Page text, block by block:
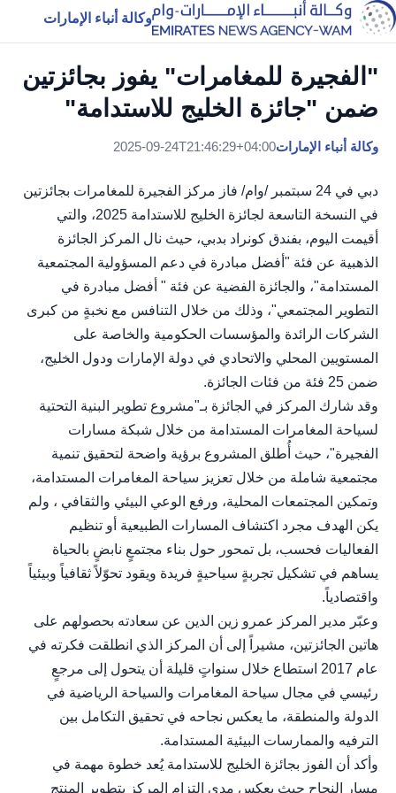
وكالة أنباء الإمارات
"الفجيرة للمغامرات" يفوز بجائزتين
ضمن "جائزة الخليج للاستدامة"
وكالة أنباء الإمارات2025-09-24T21:46:29+04:00
دبي في 24 سبتمبر /وام/ فاز مركز الفجيرة للمغامرات بجائزتين
في النسخة التاسعة لجائزة الخليج للاستدامة 2025، والتي
أقيمت اليوم، بفندق كونراد بدبي، حيث نال المركز الجائزة
الذهبية عن فئة "أفضل مبادرة في دعم المسؤولية المجتمعية
المستدامة"، والجائزة الفضية عن فئة " أفضل مبادرة في
التطوير المجتمعي"، وذلك من خلال التنافس مع نخبةٍ من كبرى
الشركات الرائدة والمؤسسات الحكومية والخاصة على
المستويين المحلي والاتحادي في دولة الإمارات ودول الخليج،
ضمن 25 فئة من فئات الجائزة.
وقد شارك المركز في الجائزة بـ"مشروع تطوير البنية التحتية
لسياحة المغامرات المستدامة من خلال شبكة مسارات
الفجيرة"، حيث أُطلق المشروع برؤية واضحة لتحقيق تنمية
مجتمعية شاملة من خلال تعزيز سياحة المغامرات المستدامة،
وتمكين المجتمعات المحلية، ورفع الوعي البيئي والثقافي ، ولم
يكن الهدف مجرد اكتشاف المسارات الطبيعية أو تنظيم
الفعاليات فحسب، بل تمحور حول بناء مجتمعٍ نابضٍ بالحياة
يساهم في تشكيل تجربةٍ سياحيةٍ فريدة ويقود تحوّلاً ثقافياً وبيئياً
واقتصادياً.
وعبّر مدير المركز عمرو زين الدين عن سعادته بحصولهم على
هاتين الجائزتين، مشيراً إلى أن المركز الذي انطلقت فكرته في
عام 2017 استطاع خلال سنواتٍ قليلة أن يتحول إلى مرجعٍ
رئيسي في مجال سياحة المغامرات والسياحة الرياضية في
الدولة والمنطقة، ما يعكس نجاحه في تحقيق التكامل بين
الترفيه والممارسات البيئية المستدامة.
وأكد أن الفوز بجائزة الخليج للاستدامة يُعد خطوة مهمة في
مسار النجاح حيث يعكس مدى التزام المركز بتطوير المنتج